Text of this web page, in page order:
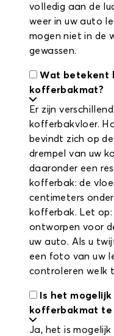
volledig aan de
weer in uw auto
mogen niet in de
gewassen.
Wat betekent
kofferbakmat?
Er zijn
kofferbakvloer.
bevindt zich op
drempel van uw
daaronder een
kofferbak: de
centimeters
kofferbak. Let
ontworpen voor
uw auto. Als u
een foto van uw
controleren welk
Is het
kofferbakmat te
Ja, het is